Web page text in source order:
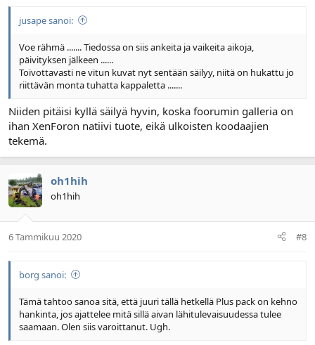
jusape sanoi:
Voe rähmä ....... Tiedossa on siis ankeita ja vaikeita aikoja,
päivityksen jälkeen ......
Toivottavasti ne vitun kuvat nyt sentään säilyy, niitä on hukattu jo
riittävän monta tuhatta kappaletta .......
Niiden pitäisi kyllä säilyä hyvin, koska foorumin galleria on
ihan XenForon natiivi tuote, eikä ulkoisten koodaajien
tekemä.
oh1hih
oh1hih
6 Tammikuu 2020 #8
borg sanoi:
Tämä tahtoo sanoa sitä, että juuri tällä hetkellä Plus pack on kehno
hankinta, jos ajattelee mitä sillä aivan lähitulevaisuudessa tulee
saamaan. Olen siis varoittanut. Ugh.